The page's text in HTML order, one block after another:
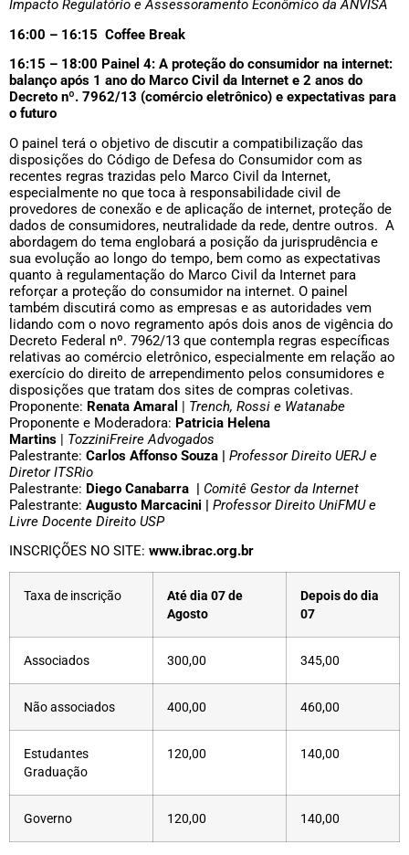
Impacto Regulatório e Assessoramento Econômico da ANVISA
16:00 – 16:15 Coffee Break
16:15 – 18:00 Painel 4: A proteção do consumidor na internet:
balanço após 1 ano do Marco Civil da Internet e 2 anos do
Decreto nº. 7962/13 (comércio eletrônico) e expectativas para
o futuro
O painel terá o objetivo de discutir a compatibilização das
disposições do Código de Defesa do Consumidor com as
recentes regras trazidas pelo Marco Civil da Internet,
especialmente no que toca à responsabilidade civil de
provedores de conexão e de aplicação de internet, proteção de
dados de consumidores, neutralidade da rede, dentre outros. A
abordagem do tema englobará a posição da jurisprudência e
sua evolução ao longo do tempo, bem como as expectativas
quanto à regulamentação do Marco Civil da Internet para
reforçar a proteção do consumidor na internet. O painel
também discutirá como as empresas e as autoridades vem
lidando com o novo regramento após dois anos de vigência do
Decreto Federal nº. 7962/13 que contempla regras específicas
relativas ao comércio eletrônico, especialmente em relação ao
exercício do direito de arrependimento pelos consumidores e
disposições que tratam dos sites de compras coletivas.
Proponente: Renata Amaral | Trench, Rossi e Watanabe
Proponente e Moderadora: Patricia Helena
Martins | TozziniFreire Advogados
Palestrante: Carlos Affonso Souza | Professor Direito UERJ e
Diretor ITSRio
Palestrante: Diego Canabarra | Comitê Gestor da Internet
Palestrante: Augusto Marcacini | Professor Direito UniFMU e
Livre Docente Direito USP
INSCRIÇÕES NO SITE: www.ibrac.org.br
Taxa de inscrição
Até dia 07 de
Agosto
Depois do dia
07
Associados 300,00 345,00
Não associados 400,00 460,00
Estudantes
Graduação
120,00 140,00
Governo 120,00 140,00